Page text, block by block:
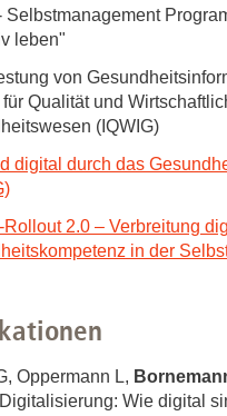
Selbstmanagement
leben"
von
für Qualität und
(IQWIG)
digital durch das
Rollout 2.0 – Verbreitung
in der
Oppermann L,
Wie digital